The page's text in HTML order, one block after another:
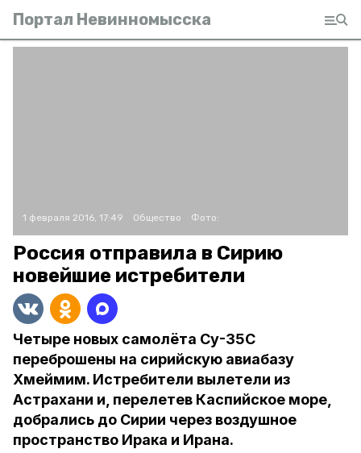
Портал Невинномысска
1 февраля 2016, 17:49 Общество Фото:
Россия отправила в Сирию
новейшие истребители
Четыре новых самолёта Су-35С
переброшены на сирийскую авиабазу
Хмеймим. Истребители вылетели из
Астрахани и, перелетев Каспийское море,
добрались до Сирии через воздушное
пространство Ирака и Ирана.